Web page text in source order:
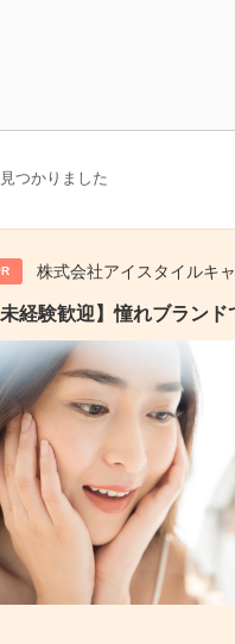
つかりました
株式会社アイスタイルキ
未経験歓迎】憧れブラン